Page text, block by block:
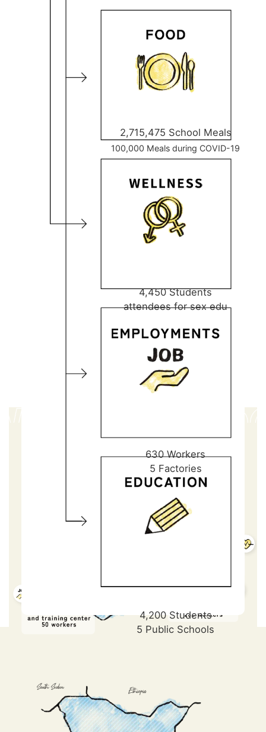
4,200 Students
5 Public Schools
630 Workers
5 Factories
4,450 Students
attendees for sex edu
2,715,475 School Meals
100,000 Meals during COVID-19